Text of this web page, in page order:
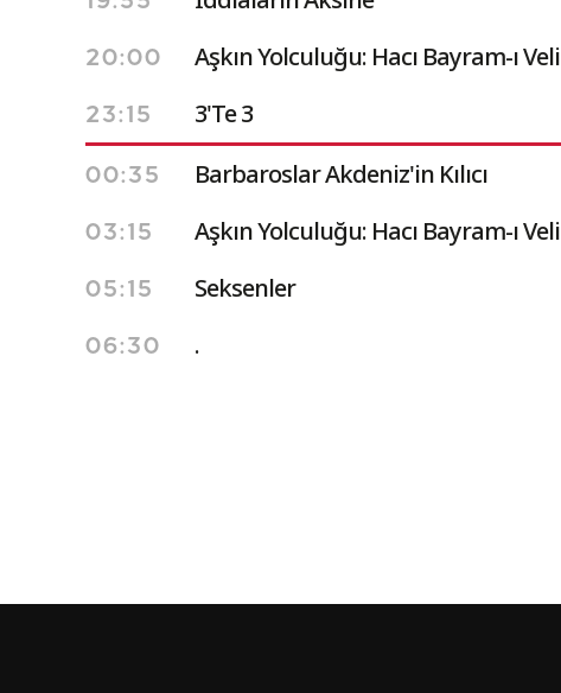
20:00 Aşkın Yolculuğu: Hacı Bayram-ı Veli
23:15 3'Te 3
00:35 Barbaroslar Akdeniz'in Kılıcı
03:15 Aşkın Yolculuğu: Hacı Bayram-ı Veli
05:15 Seksenler
06:30 .